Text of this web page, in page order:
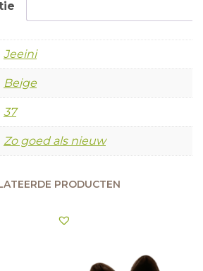
Jeeini
Beige
37
Zo goed als nieuw
PRODUCTEN